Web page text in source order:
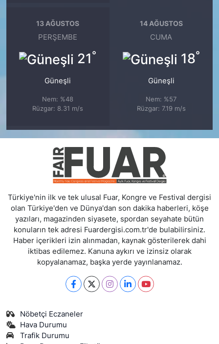
13 AĞUSTOS
PERŞEMBE
21°
Güneşli
Nem: %48
Rüzgar: 8.31 m/s
14 AĞUSTOS
CUMA
18°
Güneşli
Nem: %57
Rüzgar: 7.19 m/s
Türkiye'nin ilk ve tek ulusal Fuar, Kongre ve Festival dergisi
olan Türkiye'den ve Dünya'dan son dakika haberleri, köşe
yazıları, magazinden siyasete, spordan seyahate bütün
konuların tek adresi Fuardergisi.com.tr'de bulabilirsiniz.
Haber içerikleri izin alınmadan, kaynak gösterilerek dahi
iktibas edilemez. Kanuna aykırı ve izinsiz olarak
kopyalanamaz, başka yerde yayınlanamaz.
Nöbetçi Eczaneler
Hava Durumu
Trafik Durumu